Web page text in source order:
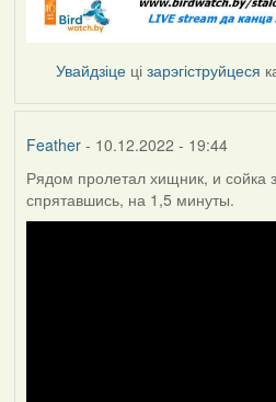
Увайдзіце цізарэгіструйцеся
Feather- 10.12.2022 - 19:44
Рядом пролетал хищник, и сойка
спрятавшись, на 1,5 минуты.